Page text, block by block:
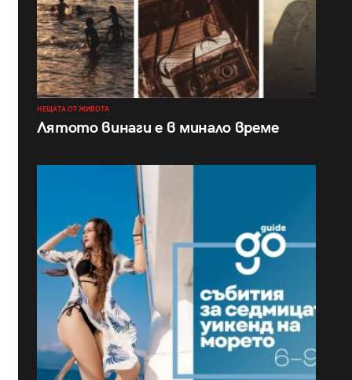
НЕЩАТА ОТ ЖИВОТА
Лятото винаги е в минало време